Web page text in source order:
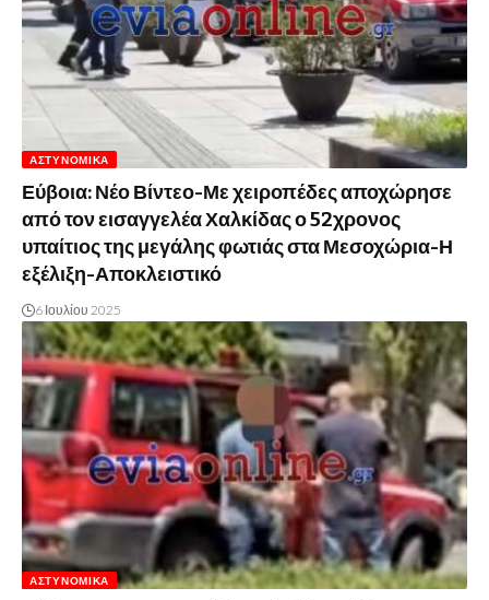
ΑΣΤΥΝΟΜΙΚΆ
Εύβοια: Νέο Βίντεο-Με χειροπέδες αποχώρησε
από τον εισαγγελέα Χαλκίδας ο 52χρονος
υπαίτιος της μεγάλης φωτιάς στα Μεσοχώρια-Η
εξέλιξη-Αποκλειστικό
6 Ιουλίου 2025
ΑΣΤΥΝΟΜΙΚΆ